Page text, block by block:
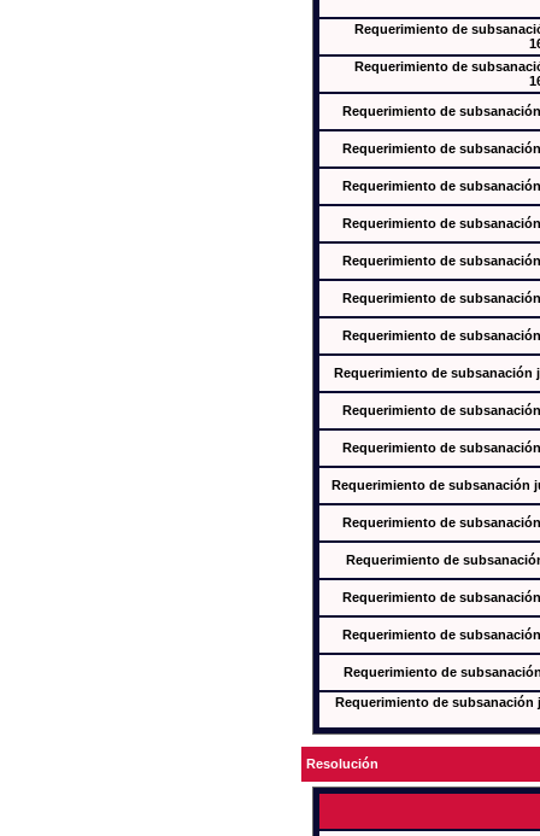
Requerimiento de
Requerimiento de
Requerimiento de
Requerimiento de
Requerimiento de
Requerimiento de
Requerimiento de
Requerimiento de
Requerimiento de
Requerimiento de subsanación
Requerimiento de
Requerimiento de
Requerimiento de subsanación
Requerimiento de
Requerimiento de
Requerimiento de
Requerimiento de
Requerimiento de
Requerimiento de
Resolución